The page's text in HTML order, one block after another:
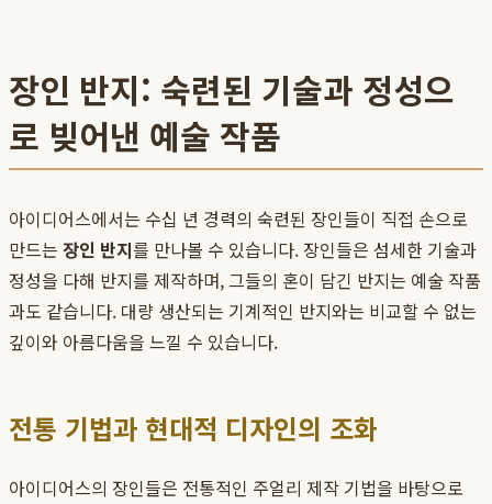
장인 반지: 숙련된 기술과 정성으
로 빚어낸 예술 작품
아이디어스에서는 수십 년 경력의 숙련된 장인들이 직접 손으로
만드는 장인 반지를 만나볼 수 있습니다. 장인들은 섬세한 기술과
정성을 다해 반지를 제작하며, 그들의 혼이 담긴 반지는 예술 작품
과도 같습니다. 대량 생산되는 기계적인 반지와는 비교할 수 없는
깊이와 아름다움을 느낄 수 있습니다.
전통 기법과 현대적 디자인의 조화
아이디어스의 장인들은 전통적인 주얼리 제작 기법을 바탕으로